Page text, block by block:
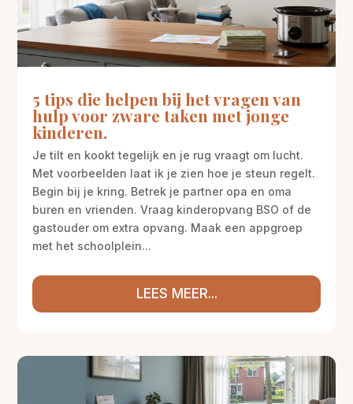
5 tips die helpen bij het vragen van
hulp voor zware taken met jonge
kinderen.
Je tilt en kookt tegelijk en je rug vraagt om lucht.
Met voorbeelden laat ik je zien hoe je steun regelt.
Begin bij je kring. Betrek je partner opa en oma
buren en vrienden. Vraag kinderopvang BSO of de
gastouder om extra opvang. Maak een appgroep
met het schoolplein...
LEES MEER...